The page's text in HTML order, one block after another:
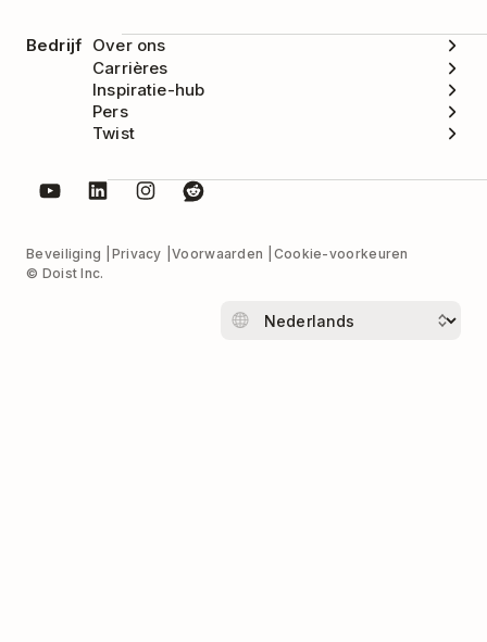
Bedrijf Over ons
Carrières
Inspiratie-hub
Pers
Twist
Beveiliging Privacy Voorwaarden
Cookie-voorkeuren
© Doist Inc.